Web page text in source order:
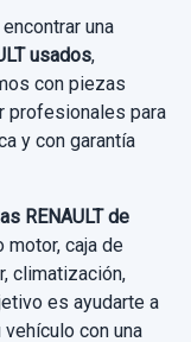
una
usados,
con piezas
profesionales para
y con garantía
RENAULT de
caja de
climatización,
es ayudarte a
con una